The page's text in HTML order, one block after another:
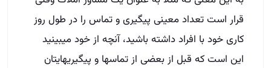
قرار است تعداد معینی پیگیری و تماس را در طول روز
کاری خود با افراد داشته باشید، آنچه از خود میبینید
این است که قبل از بعضی از تماسها و پیگیریهایتان